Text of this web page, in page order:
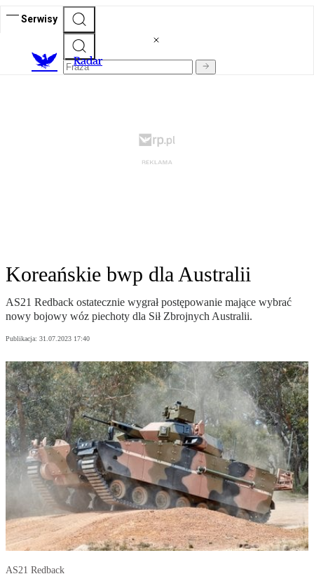
Serwisy
Radar
Koreańskie bwp dla Australii
AS21 Redback ostatecznie wygrał postępowanie mające wybrać
nowy bojowy wóz piechoty dla Sił Zbrojnych Australii.
Publikacja: 31.07.2023 17:40
AS21 Redback